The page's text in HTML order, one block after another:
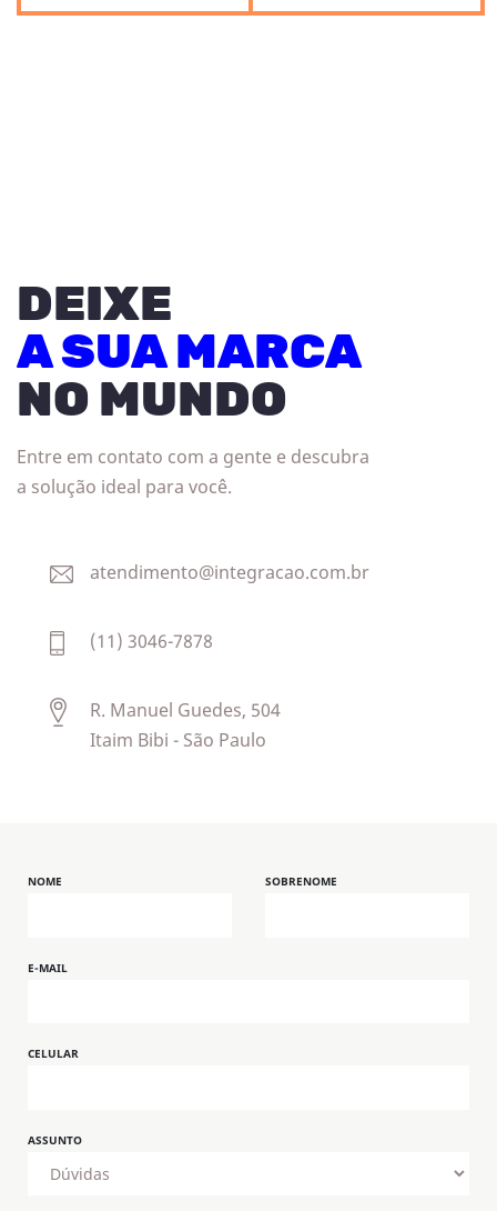
DEIXE
A SUA MARCA
NO MUNDO
Entre em contato com a gente e descubra
a solução ideal para você.
atendimento@integracao.com.br
(11) 3046-7878
R. Manuel Guedes, 504
Itaim Bibi - São Paulo
NOME SOBRENOME
E-MAIL
CELULAR
ASSUNTO